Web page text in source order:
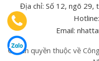
Địa chỉ: Số 12, ngõ 29,
Hotline:
Email:
© Bản quyền thuộc về